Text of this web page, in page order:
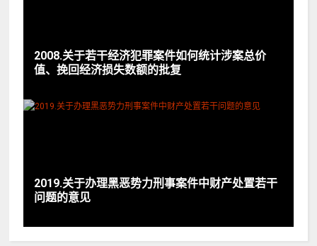
2008.关于若干经济犯罪案件如何统计涉案总价
值、挽回经济损失数额的批复
2019.关于办理黑恶势力刑事案件中财产处置若干
问题的意见